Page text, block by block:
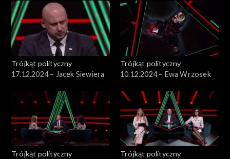
Trójkąt polityczny
17.12.2024 – Jacek Siewiera
Trójkąt polityczny
10.12.2024 – Ewa Wrzosek
Trójkąt polityczny
Trójkąt polityczny